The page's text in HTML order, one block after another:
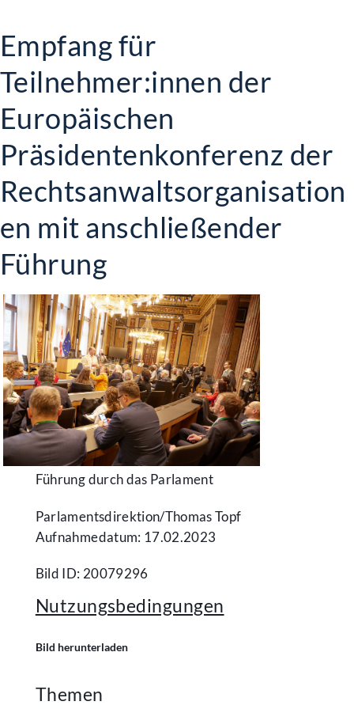
Empfang für
Teilnehmer:innen der
Europäischen
Präsidentenkonferenz der
Rechtsanwaltsorganisation
en mit anschließender
Führung
Führung durch das Parlament
Parlamentsdirektion/​Thomas Topf
Aufnahmedatum: 17.02.2023
Bild ID: 20079296
Nutzungsbedingungen
Bild herunterladen
Themen